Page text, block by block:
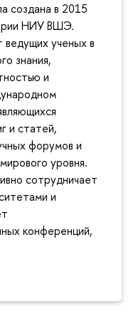
создана в 2015
НИУ ВШЭ.
ученых в
знания,
и
и статей,
форумов и
уровня.
сотрудничает
и
конференций,